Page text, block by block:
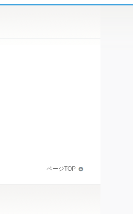
ページTOP